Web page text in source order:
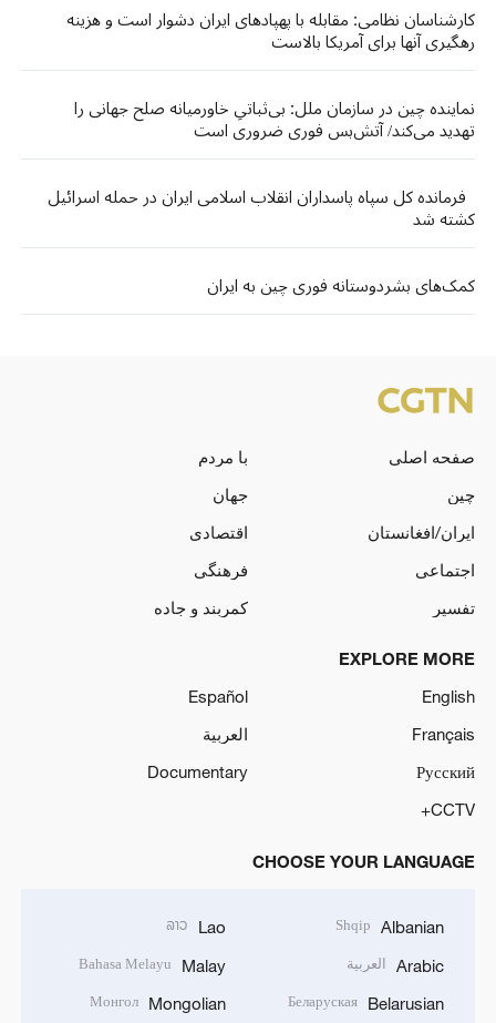
کارشناسان نظامی: مقابله با پهپادهای ایران دشوار است و هزینه
رهگیری آنها برای آمریکا بالاست
نماینده چین در سازمان ملل: بی‌ثباتیِ خاورمیانه صلح جهانی را
تهدید می‌کند/ آتش‌بس فوری ضروری است​​
فرمانده کل سپاه پاسداران انقلاب اسلامی ایران در حمله اسرائیل
کشته شد
کمک‌های بشردوستانه فوری چین به ایران
صفحه اصلی
با مردم
چین
جهان
ایران/افغانستان
اقتصادی
اجتماعی
فرهنگی
تفسیر
کمربند و جاده
EXPLORE MORE
English
Español
Français
العربية
Русский
Documentary
CCTV+
CHOOSE YOUR LANGUAGE
Albanian
Shqip
Arabic العربية
Belarusian
Беларуская
Lao
ລາວ
Malay
Bahasa Melayu
Mongolian
Монгол